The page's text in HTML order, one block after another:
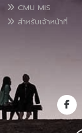
CMU MIS
สำหรับเจ้าหน้าที่